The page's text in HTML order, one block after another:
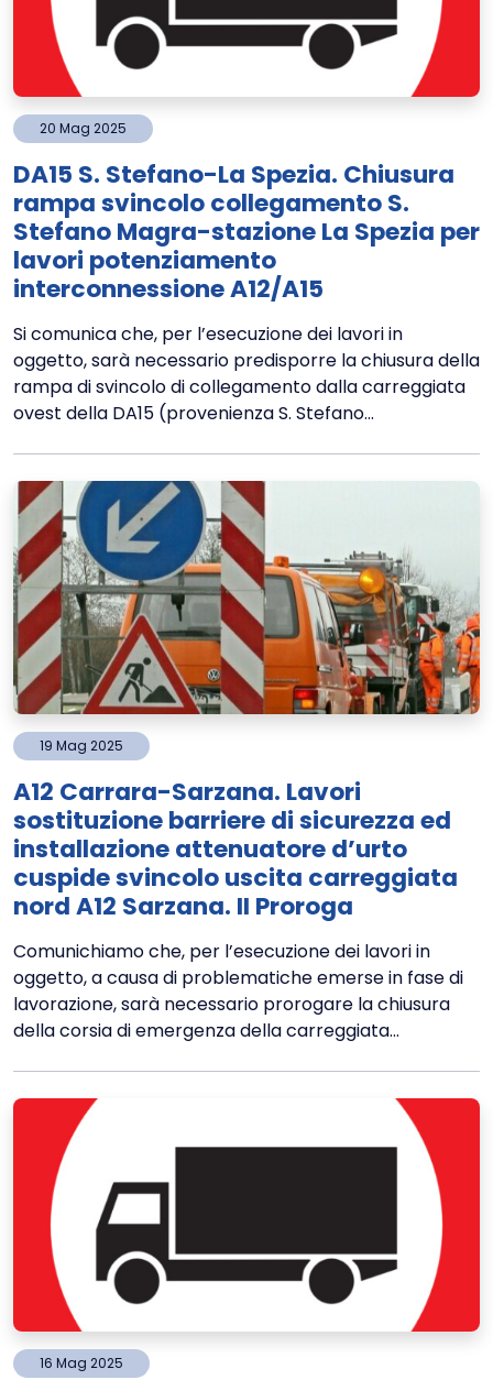
20 Mag 2025
DA15 S. Stefano-La Spezia. Chiusura
rampa svincolo collegamento S.
Stefano Magra-stazione La Spezia per
lavori potenziamento
interconnessione A12/A15
Si comunica che, per l’esecuzione dei lavori in
oggetto, sarà necessario predisporre la chiusura della
rampa di svincolo di collegamento dalla carreggiata
ovest della DA15 (provenienza S. Stefano...
19 Mag 2025
A12 Carrara-Sarzana. Lavori
sostituzione barriere di sicurezza ed
installazione attenuatore d’urto
cuspide svincolo uscita carreggiata
nord A12 Sarzana. II Proroga
Comunichiamo che, per l’esecuzione dei lavori in
oggetto, a causa di problematiche emerse in fase di
lavorazione, sarà necessario prorogare la chiusura
della corsia di emergenza della carreggiata...
16 Mag 2025